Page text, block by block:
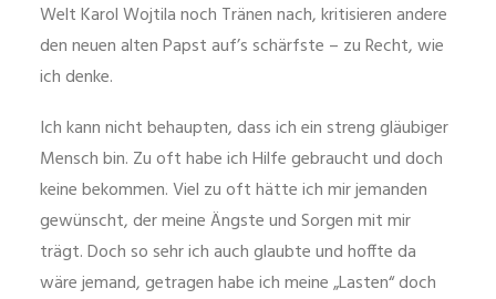
Welt Karol Wojtila noch Tränen nach, kritisieren andere
den neuen alten Papst auf’s schärfste – zu Recht, wie
ich denke.
Ich kann nicht behaupten, dass ich ein streng gläubiger
Mensch bin. Zu oft habe ich Hilfe gebraucht und doch
keine bekommen. Viel zu oft hätte ich mir jemanden
gewünscht, der meine Ängste und Sorgen mit mir
trägt. Doch so sehr ich auch glaubte und hoffte da
wäre jemand, getragen habe ich meine „Lasten“ doch